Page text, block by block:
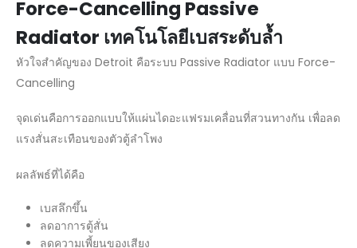
Force-Cancelling Passive
Radiator เทคโนโลยีเบสระดับล้ำ
หัวใจสำคัญของ Detroit คือระบบ Passive Radiator แบบ Force-
Cancelling
จุดเด่นคือการออกแบบให้แผ่นไดอะแฟรมเคลื่อนที่สวนทางกัน เพื่อลด
แรงสั่นสะเทือนของตัวตู้ลำโพง
ผลลัพธ์ที่ได้คือ
เบสลึกขึ้น
ลดอาการตู้สั่น
ลดความเพี้ยนของเสียง